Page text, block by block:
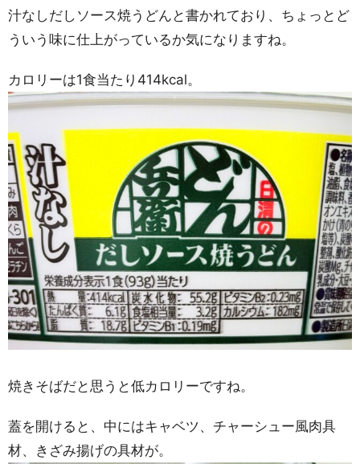
汁なしだしソース焼うどんと書かれており、ちょっとど
ういう味に仕上がっているか気になりますね。
カロリーは1食当たり414kcal。
焼きそばだと思うと低カロリーですね。
蓋を開けると、中にはキャベツ、チャーシュー風肉具
材、きざみ揚げの具材が。